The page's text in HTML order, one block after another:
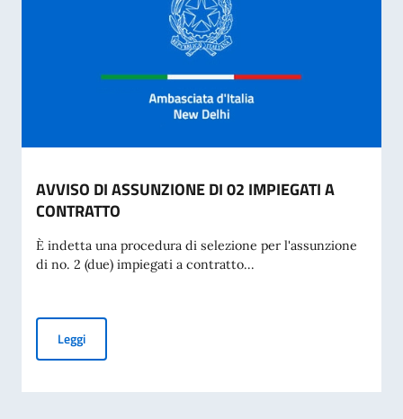
AVVISO DI ASSUNZIONE DI 02 IMPIEGATI A
CONTRATTO
È indetta una procedura di selezione per l'assunzione
di no. 2 (due) impiegati a contratto...
LeggiAVVISO DI ASSUNZIONE DI 02 IMPIEGATI A CONTRATTO